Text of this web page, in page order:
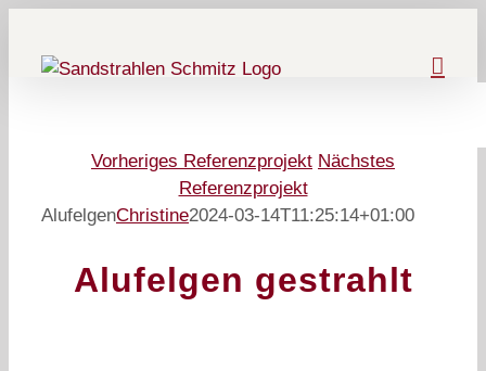
springen
Vorheriges Referenzprojekt Nächstes
Referenzprojekt
AlufelgenChristine2024-03-14T11:25:14+01:00
Alufelgen gestrahlt